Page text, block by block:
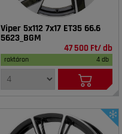
Viper 5x112 7x17 ET35 66.6
5623_BGM
47 500 Ft/ db
raktáron 4 db